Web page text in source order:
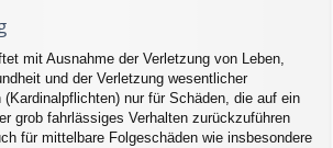
mit Ausnahme der Verletzung von Leben,
und der Verletzung wesentlicher
(Kardinalpflichten) nur für Schäden, die auf ein
grob fahrlässiges Verhalten zurückzuführen
für mittelbare Folgeschäden wie insbesondere